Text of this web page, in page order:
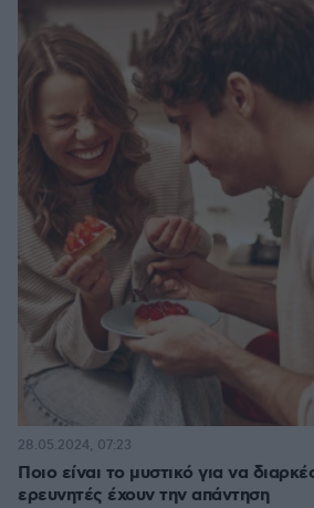
Ποιο είναι το μυστικό για να
ερευνητές έχουν την απάντηση
28.05.2024, 07:23